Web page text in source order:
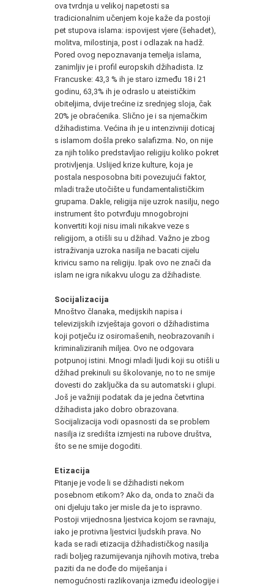
ova tvrdnja u velikoj napetosti sa
tradicionalnim učenjem koje kaže da postoji
pet stupova islama: ispovijest vjere (šehadet),
molitva, milostinja, post i odlazak na hadž.
Pored ovog nepoznavanja temelja islama,
zanimljiv je i profil europskih džihadista. Iz
Francuske: 43,3 % ih je staro između 18 i 21
godinu, 63,3% ih je odraslo u ateističkim
obiteljima, dvije trećine iz srednjeg sloja, čak
20% je obraćenika. Slično je i sa njemačkim
džihadistima. Većina ih je u intenzivniji doticaj
s islamom došla preko salafizma. No, on nije
za njih toliko predstavljao religiju koliko pokret
protivljenja. Uslijed krize kulture, koja je
postala nesposobna biti povezujući faktor,
mladi traže utočište u fundamentalističkim
grupama. Dakle, religija nije uzrok nasilju, nego
instrument što potvrđuju mnogobrojni
konvertiti koji nisu imali nikakve veze s
religijom, a otišli su u džihad. Važno je zbog
istraživanja uzroka nasilja ne bacati cijelu
krivicu samo na religiju. Ipak ovo ne znači da
islam ne igra nikakvu ulogu za džihadiste.
Socijalizacija
Mnoštvo članaka, medijskih napisa i
televizijskih izvještaja govori o džihadistima
koji potječu iz osiromašenih, neobrazovanih i
kriminaliziranih miljea. Ovo ne odgovara
potpunoj istini. Mnogi mladi ljudi koji su otišli u
džihad prekinuli su školovanje, no to ne smije
dovesti do zaključka da su automatski i glupi.
Još je važniji podatak da je jedna četvrtina
džihadista jako dobro obrazovana.
Socijalizacija vodi opasnosti da se problem
nasilja iz središta izmjesti na rubove društva,
što se ne smije dogoditi.
Etizacija
Pitanje je vode li se džihadisti nekom
posebnom etikom? Ako da, onda to znači da
oni djeluju tako jer misle da je to ispravno.
Postoji vrijednosna ljestvica kojom se ravnaju,
iako je protivna ljestvici ljudskih prava. No
kada se radi etizacija džihadističkog nasilja
radi boljeg razumijevanja njihovih motiva, treba
paziti da ne dođe do miješanja i
nemogućnosti razlikovanja između ideologije i